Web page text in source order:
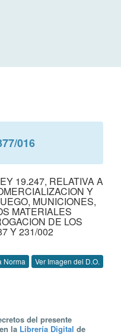
016
19.247, RELATIVA A
Y
MUNICIONES,
MATERIALES
DE LOS
Y 231/002
Norma Ver Imagen del D.O.
del presente
la Librería Digital de